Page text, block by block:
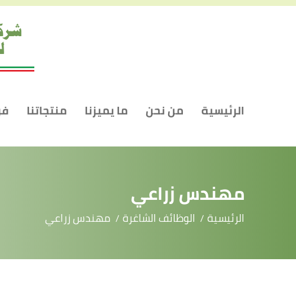
الرئيسية من نحن ما يميزنا منتجاتنا
مهندس زراعي
الرئيسية الوظائف الشاغرة مهندس زراعي